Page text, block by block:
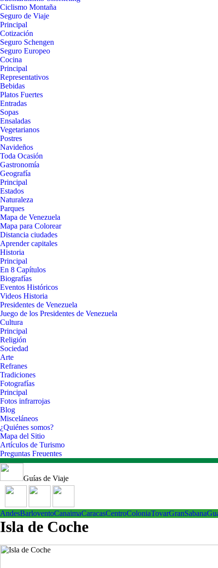
Ciclismo Montaña
Seguro de Viaje
Principal
Cotización
Seguro Schengen
Seguro Europeo
Cocina
Principal
Representativos
Bebidas
Platos Fuertes
Entradas
Sopas
Ensaladas
Vegetarianos
Postres
Navideños
Toda Ocasión
Gastronomía
Geografía
Principal
Estados
Naturaleza
Parques
Mapa de Venezuela
Mapa para Colorear
Distancia ciudades
Aprender capitales
Historia
Principal
En 8 Capítulos
Biografías
Eventos Históricos
Videos Historia
Presidentes de Venezuela
Juego de los Presidentes de Venezuela
Cultura
Principal
Religión
Sociedad
Arte
Refranes
Tradiciones
Fotografías
Principal
Fotos infrarrojas
Blog
Misceláneos
¿Quiénes somos?
Mapa del Sitio
Artículos de Turismo
Preguntas Freuentes
Guías de Viaje
AndesBarloventoCanaimaCaracasCentroColoniaTovarGranSabana
Isla de Coche